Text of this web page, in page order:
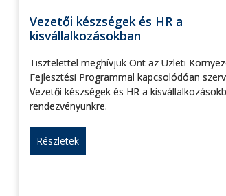
Vezetői készségek és HR a
kisvállalkozásokban
Tisztelettel meghívjuk Önt az Üzleti
Fejlesztési Programmal kapcsolódóan
Vezetői készségek és HR a
rendezvényünkre.
Részletek